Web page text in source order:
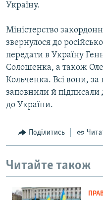
Україну.
Міністерство
звернулося до
передати в Україну
Солошенка, а також
Кольченка. Всі вони,
заповнили й
до України.
Поділитись
Читайте також